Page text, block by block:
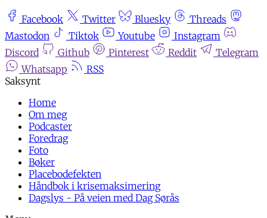
Facebook Twitter Bluesky
Threads
Mastodon
Tiktok Youtube
Instagram
Discord
Github Pinterest Reddit
Telegram
Whatsapp
RSS
Home
Om meg
Podcaster
Foredrag
Foto
Bøker
Placebodefekten
Håndbok i krisemaksimering
Dagslys - På veien med Dag Sørås